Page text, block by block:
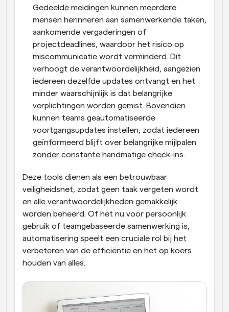
Gedeelde meldingen kunnen meerdere
mensen herinneren aan samenwerkende taken,
aankomende vergaderingen of
projectdeadlines, waardoor het risico op
miscommunicatie wordt verminderd. Dit
verhoogt de verantwoordelijkheid, aangezien
iedereen dezelfde updates ontvangt en het
minder waarschijnlijk is dat belangrijke
verplichtingen worden gemist. Bovendien
kunnen teams geautomatiseerde
voortgangsupdates instellen, zodat iedereen
geïnformeerd blijft over belangrijke mijlpalen
zonder constante handmatige check-ins.
Deze tools dienen als een betrouwbaar
veiligheidsnet, zodat geen taak vergeten wordt
en alle verantwoordelijkheden gemakkelijk
worden beheerd. Of het nu voor persoonlijk
gebruik of teamgebaseerde samenwerking is,
automatisering speelt een cruciale rol bij het
verbeteren van de efficiëntie en het op koers
houden van alles.